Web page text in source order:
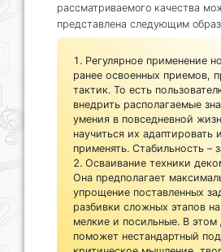
рассматриваемого качества
представлена следующим
Регулярное применение
ранее освоенных приемов,
тактик. То есть
внедрить располагаемые
умения в повседневной
научиться их адаптировать
применять. Стабильность –
Осваивание техники
Она предполагает
упрощение поставленных
разбивки сложных этапов
мелкие и посильные. В этом
поможет нестандартный